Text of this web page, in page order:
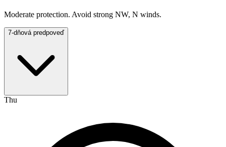
Moderate protection. Avoid strong NW, N winds.
7-dňová predpoveď
Thu